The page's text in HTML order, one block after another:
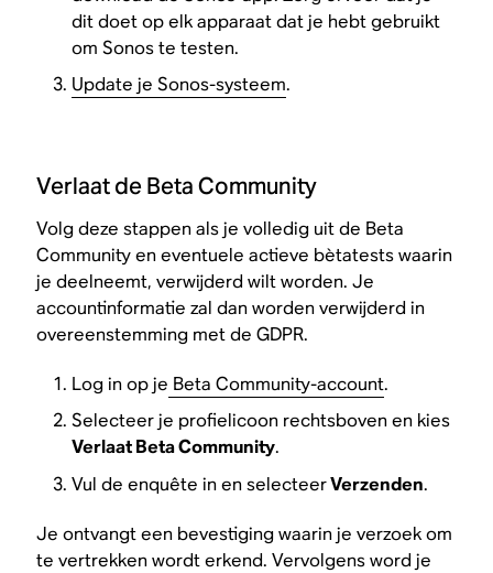
dit doet op elk apparaat dat je hebt gebruikt
om Sonos te testen.
Update je Sonos-systeem.
Verlaat de Beta Community
Volg deze stappen als je volledig uit de Beta
Community en eventuele actieve bètatests waarin
je deelneemt, verwijderd wilt worden. Je
accountinformatie zal dan worden verwijderd in
overeenstemming met de GDPR.
Log in op je Beta Community-account.
Selecteer je profielicoon rechtsboven en kies
Verlaat Beta Community.
Vul de enquête in en selecteerVerzenden.
Je ontvangt een bevestiging waarin je verzoek om
te vertrekken wordt erkend. Vervolgens word je